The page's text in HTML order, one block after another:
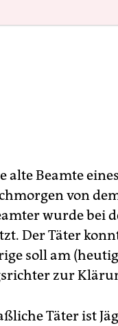
alte Beamte
von
wurde bei
Der Täter
soll am
zur
Täter ist